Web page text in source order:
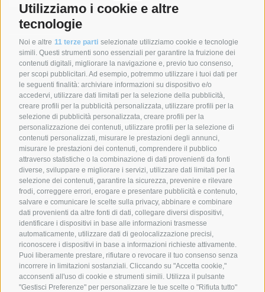
Utilizziamo i cookie e altre
tecnologie
Noi e altre 11 terze parti selezionate utilizziamo cookie e tecnologie
simili. Questi strumenti sono essenziali per garantire la fruizione dei
contenuti digitali, migliorare la navigazione e, previo tuo consenso,
per scopi pubblicitari. Ad esempio, potremmo utilizzare i tuoi dati per
le seguenti finalità: archiviare informazioni su dispositivo e/o
accedervi, utilizzare dati limitati per la selezione della pubblicità,
creare profili per la pubblicità personalizzata, utilizzare profili per la
selezione di pubblicità personalizzata, creare profili per la
personalizzazione dei contenuti, utilizzare profili per la selezione di
contenuti personalizzati, misurare le prestazioni degli annunci,
misurare le prestazioni dei contenuti, comprendere il pubblico
attraverso statistiche o la combinazione di dati provenienti da fonti
diverse, sviluppare e migliorare i servizi, utilizzare dati limitati per la
selezione dei contenuti, garantire la sicurezza, prevenire e rilevare
frodi, correggere errori, erogare e presentare pubblicità e contenuto,
salvare e comunicare le scelte sulla privacy, abbinare e combinare
dati provenienti da altre fonti di dati, collegare diversi dispositivi,
identificare i dispositivi in base alle informazioni trasmesse
automaticamente, utilizzare dati di geolocalizzazione precisi,
riconoscere i dispositivi in base a informazioni richieste attivamente.
Puoi liberamente prestare, rifiutare o revocare il tuo consenso senza
incorrere in limitazioni sostanziali. Cliccando su "Accetta cookie,"
acconsenti all'uso di cookie e strumenti simili. Utilizza il pulsante
"Gestisci Preferenze" per personalizzare le tue scelte o "Rifiuta tutto"
SYNCRO GROUP COMPANIES:
SYNCRO GROUP PARTNERS: